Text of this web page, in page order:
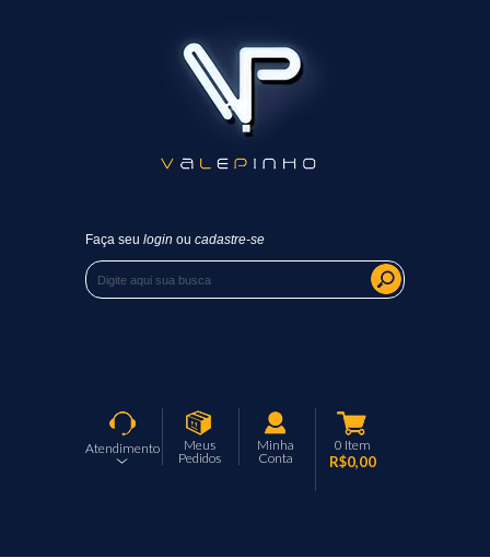
Faça seu login ou cadastre-se
Atendimento
Meus
Pedidos
Minha
Conta
0 Item
R$0,00